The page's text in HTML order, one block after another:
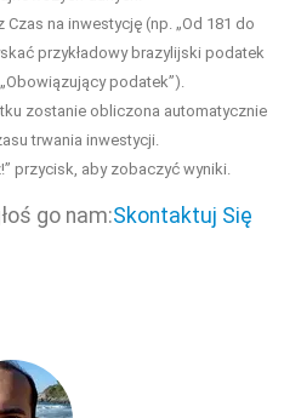
na inwestycję (np. „Od 181 do
przykładowy brazylijski podatek
podatek”).
zostanie obliczona automatycznie
trwania inwestycji.
przycisk, aby zobaczyć wyniki.
go nam:Skontaktuj Się